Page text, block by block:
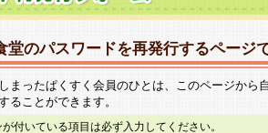
堂のパスワードを再発行するページ
まったぱくすく会員のひとは、このページから
ることができます。
が付いている項目は必ず入力してください。